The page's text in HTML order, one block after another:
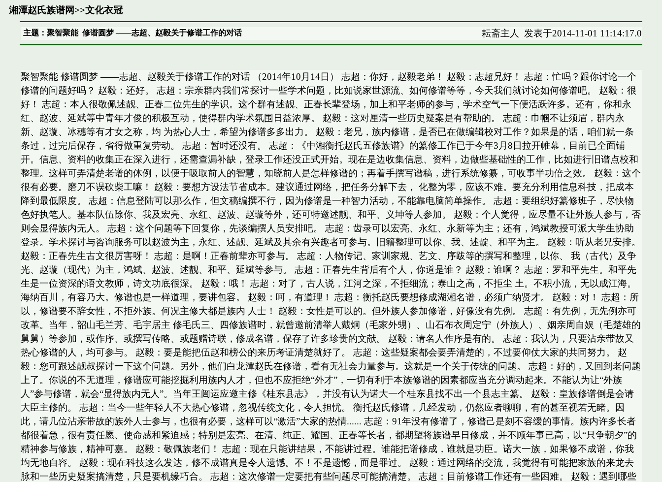
湘潭赵氏族谱网>>文化衣冠
主题：聚智聚能 修谱圆梦 ——志超、赵毅关于修谱工作的对话 耘斋主人 发表于2014-11-01 11:14:17.0
聚智聚能 修谱圆梦 ——志超、赵毅关于修谱工作的对话 （2014年10月14日） 志超：你好，赵毅老弟！ 赵毅：志超兄好！ 志超：忙吗？跟你讨论一个
修谱的问题好吗？ 赵毅：还好。 志超：宗亲群内我们常探讨一些学术问题，比如说家世源流、如何修谱等等，今天我们就讨论如何修谱吧。 赵毅：很
好！ 志超：本人很敬佩述靓、正春二位先生的学识。这个群有述靓、正春长辈登场，加上和平老师的参与，学术空气一下便活跃许多。还有，你和永
红、赵波、延斌等中青年才俊的积极互动，使得群内学术氛围日益浓厚。 赵毅：这对厘清一些历史疑案是有帮助的。 志超：巾帼不让须眉，群内永
新、赵璇、冰穗等有才女之称，均 为热心人士，希望为修谱多多出力。 赵毅：老兄，族内修谱，是否已在做编辑校对工作？如果是的话，咱们就一条
条过，过完后保存，省得做重复劳动。 志超：暂时还没有。 志超：《中湘衡托赵氏五修族谱》的纂修工作已于今年3月8日拉开帷幕，目前已全面铺
开。信息、资料的收集正在深入进行，还需查漏补缺，登录工作还没正式开始。现在是边收集信息、资料，边做些基础性的工作，比如进行旧谱点校和
整理。这样可弄清楚老谱的体例，以便于吸取前人的智慧，知晓前人是怎样修谱的；再着手撰写谱稿，进行系统修纂，可收事半功倍之效。 赵毅：这个
很有必要。磨刀不误砍柴工嘛！ 赵毅：要想方设法节省成本。建议通过网络，把任务分解下去， 化整为零，应该不难。要充分利用信息科技，把成本
降到最低限度。 志超：信息登陆可以那么作，但文稿编撰不行，因为修谱是一种智力活动，不能靠电脑简单操作。 志超：要组织好纂修班子，尽快物
色好执笔人。基本队伍除你、我及宏亮、永红、赵波、赵璇等外，还可特邀述靓、和平、义坤等人参加。 赵毅：个人觉得，应尽量不让外族人参与，否
则会显得族内无人。 志超：这个问题等下回复你，先谈编撰人员安排吧。 志超：齿录可以宏亮、永红、永新等为主；还有，鸿斌教授可派大学生协助
登录。学术探讨与咨询服务可以赵波为主，永红、述靓、延斌及其余有兴趣者可参与。旧籍整理可以你、我、述靛、和平为主。 赵毅：听从老兄安排。
赵毅：正春先生古文很厉害呀！ 志超：是啊！正春前辈亦可参与。 志超：人物传记、家训家规、艺文、序跋等的撰写和整理，以你、 我（古代）及争
光、赵璇（现代）为主，鸿斌、赵波、述靓、和平、延斌等参与。 志超：正春先生背后有个人，你道是谁？ 赵毅：谁啊？ 志超：罗和平先生。和平先
生是一位资深的语文教师，诗文功底很深。 赵毅：哦！ 志超：对了，古人说，江河之深，不拒细流；泰山之高，不拒尘 土。不积小流，无以成江海。
海纳百川，有容乃大。修谱也是一样道理，要讲包容。 赵毅：呵，有道理！ 志超：衡托赵氏要想修成湖湘名谱，必须广纳贤才。 赵毅：对！ 志超：所
以，修谱要不辞女性，不拒外族。何况主修大都是族内 人士！ 赵毅：女性是可以的。但外族人参加修谱，好像没有先例。 志超：有先例，无先例亦可
改革。当年，韶山毛兰芳、毛宇居主 修毛氏三、四修族谱时，就曾邀前清举人戴炯（毛家外甥）、山石布衣周定宁（外族人）、姻亲周自娱（毛楚雄的
舅舅）等参加，或作序、或撰写传略、或题赠诗联，修成名谱，保存了许多珍贵的文献。 赵毅：请名人作序是有的。 志超：我认为，只要沾亲带故又
热心修谱的人，均可参与。 赵毅：要是能把伍赵和榜公的来历考证清楚就好了。 志超：这些疑案都会要弄清楚的，不过要仰仗大家的共同努力。 赵
毅：您可跟述靓叔探讨一下这个问题。另外，他们白龙潭赵氏在修谱，看有无社会力量参与。这就是一个关于传统的问题。 志超：好的，又回到老问题
上了。你说的不无道理，修谱应可能挖掘利用族内人才，但也不应拒绝“外才”，一切有利于本族修谱的因素都应当充分调动起来。不能认为让“外族
人”参与修谱，就会“显得族内无人”。当年王闿运应邀主修《桂东县志》，并没有认为诺大一个桂东县找不出一个县志主纂。 赵毅：皇族修谱倒是会请
大臣主修的。 志超：当今一些年轻人不大热心修谱，忽视传统文化，令人担忧。 衡托赵氏修谱，几经发动，仍然应者聊聊，有的甚至视若无睹。因
此，请几位沾亲带故的族外人士参与，也很有必要，这样可以“激活”大家的热情...... 志超：91年没有修谱了，修谱己是刻不容缓的事情。族内许多长者
都很着急，很有责任憠、使命感和紧迫感；特别是宏亮、在清、纯正、耀国、正春等长者，都期望将族谱早日修成，并不顾年事已高，以“只争朝夕”的
精神参与修族，精神可嘉。 赵毅：敬佩族老们！ 志超：现在只能讲结果，不能讲过程。谁能把谱修成，谁就是功臣。诺大一族，如果修不成谱，你我
均无地自容。 赵毅：现在科技这么发达，修不成谱真是令人遗憾。不！不是遗憾，而是罪过。 赵毅：通过网络的交流，我觉得有可能把家族的来龙去
脉和一些历史疑案搞清楚，只是要机缘巧合。 志超：这次修谱一定要把有些问题尽可能搞清楚。 志超：目前修谱工作还有一些困难。 赵毅：遇到哪些